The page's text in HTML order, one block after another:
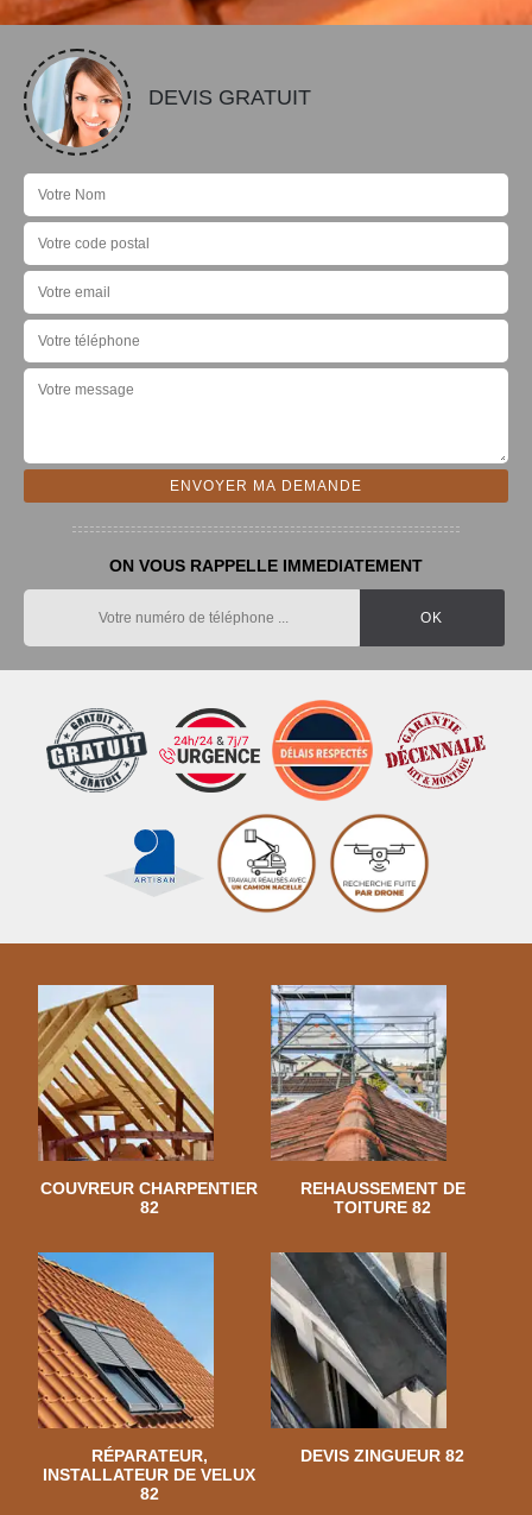
DEVIS GRATUIT
ON VOUS RAPPELLE IMMEDIATEMENT
COUVREUR CHARPENTIER
82
REHAUSSEMENT DE
TOITURE 82
RÉPARATEUR,
INSTALLATEUR DE VELUX
82
DEVIS ZINGUEUR 82